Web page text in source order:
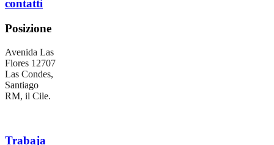
contatti
Posizione
Avenida Las
Flores 12707
Las Condes,
Santiago
RM, il Cile.
Trabaja